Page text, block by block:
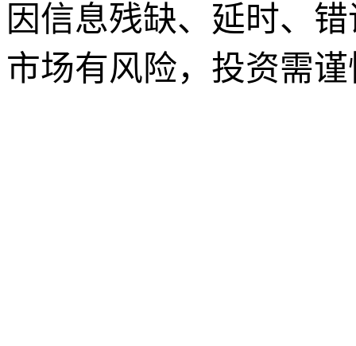
因信息残缺、延时、
市场有风险，投资需